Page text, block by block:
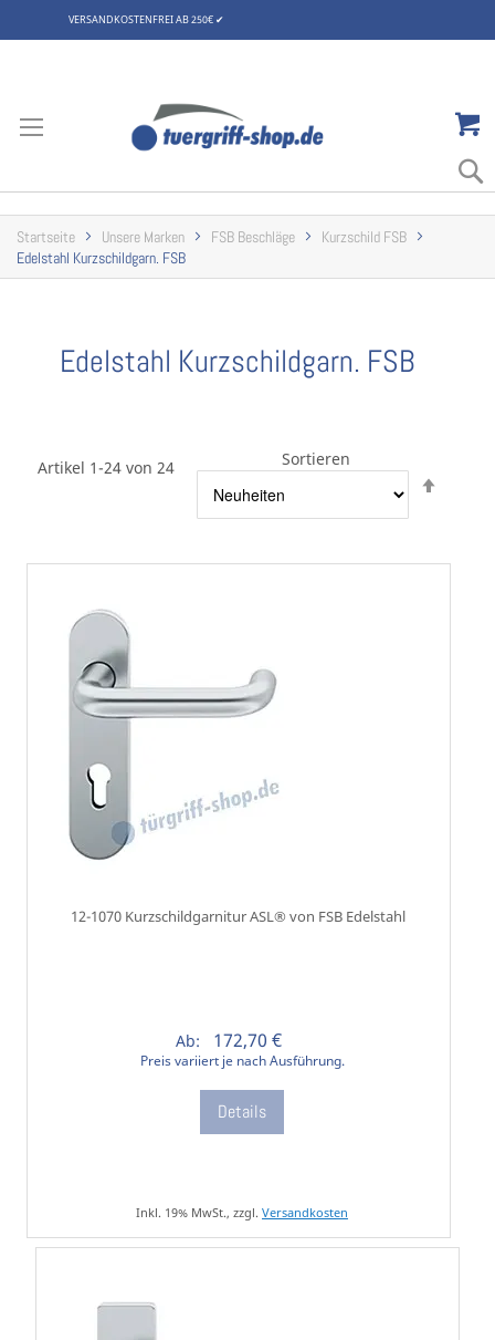
VERSANDKOSTENFREI AB 250€ ✔
springen
Startseite Unsere Marken FSB Beschläge
Kurzschild FSB
Edelstahl Kurzschildgarn. FSB
Edelstahl Kurzschildgarn. FSB
Artikel 1-24 von 24
Sortieren
12-1070 Kurzschildgarnitur ASL® von FSB Edelstahl
Ab: 172,70 €
Preis variiert je nach Ausführung.
Details
Inkl. 19% MwSt., zzgl. Versandkosten